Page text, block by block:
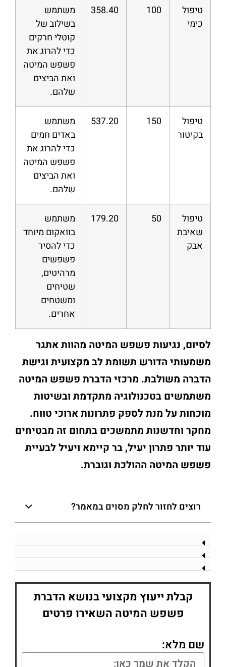
טיפול
כימי
100
358.40
משתמש
בשילוב של
קוטלי חרקים
כדי להרוג את
פשפש המיטה
ואת הביצים
שלהם.
טיפול
בקיטור
150
537.20
משתמש
באדים חמים
כדי להרוג את
פשפש המיטה
ואת הביצים
שלהם.
טיפול
שאיבת
אבק
50
179.20
משתמש
בוואקום מיוחד
כדי להסיר
פשפשים
מרהיטים,
שטיחים
ומשטחים
אחרים.
לסיום, נגיעות פשפש המיטה מהוות אתגר
משמעותי הדורש תשומת לב מקצועית וגישת
הדברה משולבת. מרכזי הדברת פשפש המיטה
משתמשים בטכנולוגיה מתקדמת ובשיטות
מוכחות על מנת לספק פתרונות ארוכי טווח.
מחקר וחדשנות מתמשכים בתחום זה מבטיחים
עוד יותר פתרון יעיל, בר קיימא ויעיל לבעיית
פשפש המיטה ההולכת וגוברת.
רוצים לחזור לחלק מסוים במאמר?
קבלת ייעוץ מקצועי בנושא הדברת
פשפש המיטה השאירו פרטים
שם מלא: